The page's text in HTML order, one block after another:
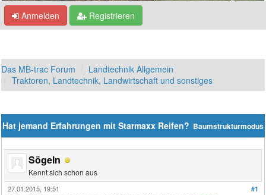
Anmelden Registrieren
Das MB-trac Forum
Landtechnik Allgemein
Traktoren, Landtechnik, Landwirtschaft und sonstiges
Baumstrukturmodus
Hat jemand Erfahrungen mit Starmaxx Reifen?
Sögeln
Kennt sich schon aus
#1
27.01.2015, 19:51